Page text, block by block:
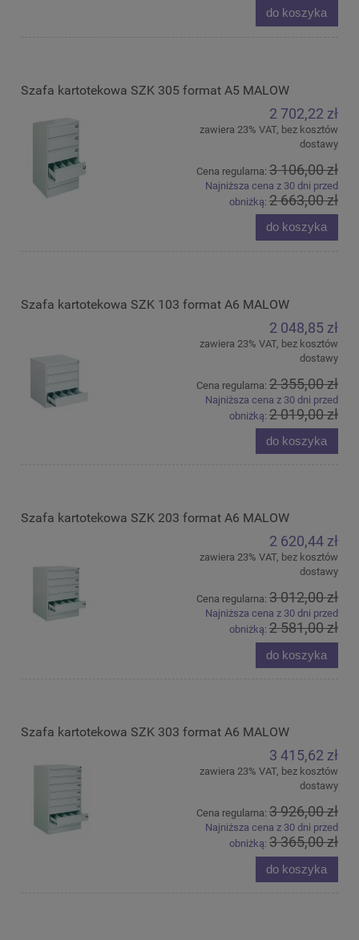
do koszyka
Szafa kartotekowa SZK 305 format A5 MALOW
2 702,22 zł
zawiera 23% VAT, bez kosztów
dostawy
Cena regularna: 3 106,00 zł
Najniższa cena z 30 dni przed
obniżką: 2 663,00 zł
do koszyka
Szafa kartotekowa SZK 103 format A6 MALOW
2 048,85 zł
zawiera 23% VAT, bez kosztów
dostawy
Cena regularna: 2 355,00 zł
Najniższa cena z 30 dni przed
obniżką: 2 019,00 zł
do koszyka
Szafa kartotekowa SZK 203 format A6 MALOW
2 620,44 zł
zawiera 23% VAT, bez kosztów
dostawy
Cena regularna: 3 012,00 zł
Najniższa cena z 30 dni przed
obniżką: 2 581,00 zł
do koszyka
Szafa kartotekowa SZK 303 format A6 MALOW
3 415,62 zł
zawiera 23% VAT, bez kosztów
dostawy
Cena regularna: 3 926,00 zł
Najniższa cena z 30 dni przed
obniżką: 3 365,00 zł
do koszyka